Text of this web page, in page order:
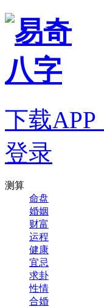
下载APP
登录
测算
命盘
婚姻
财富
运程
健康
宜忌
求卦
性情
合婚